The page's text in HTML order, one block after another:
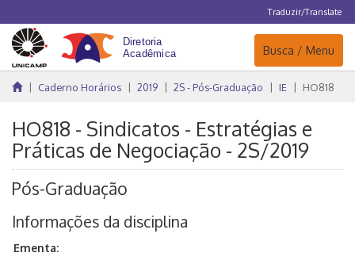
Traduzir/Translate
Navegação
Busca / Menu
Caderno Horários 2019 2S - Pós-Graduação IE HO818
HO818 - Sindicatos - Estratégias e
Práticas de Negociação - 2S/2019
Pós-Graduação
Informações da disciplina
Ementa: